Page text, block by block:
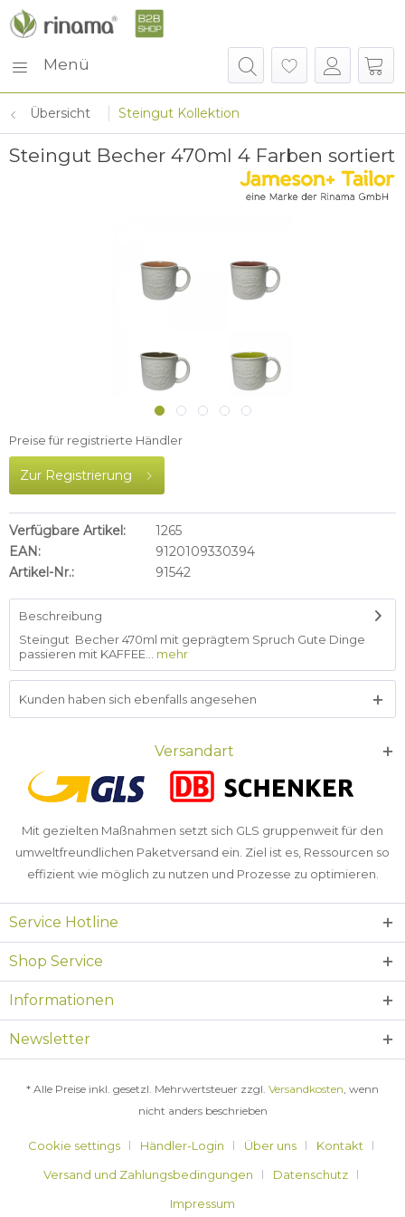
Menü
Übersicht Steingut Kollektion
Steingut Becher 470ml 4 Farben sortiert
Preise für registrierte Händler
Zur Registrierung
Verfügbare Artikel:
1265
EAN:
9120109330394
Artikel-Nr.:
91542
Beschreibung
Steingut Becher 470ml mit geprägtem Spruch Gute Dinge
passieren mit KAFFEE...
mehr
Kunden haben sich ebenfalls angesehen
Versandart
Mit gezielten Maßnahmen setzt sich GLS gruppenweit für den
umweltfreundlichen Paketversand ein. Ziel ist es, Ressourcen so
effizient wie möglich zu nutzen und Prozesse zu optimieren.
Service Hotline
Shop Service
Informationen
Newsletter
* Alle Preise inkl. gesetzl. Mehrwertsteuer zzgl. Versandkosten, wenn
nicht anders beschrieben
Cookie settings Händler-Login Über uns
Kontakt
Versand und Zahlungsbedingungen
Datenschutz
Impressum